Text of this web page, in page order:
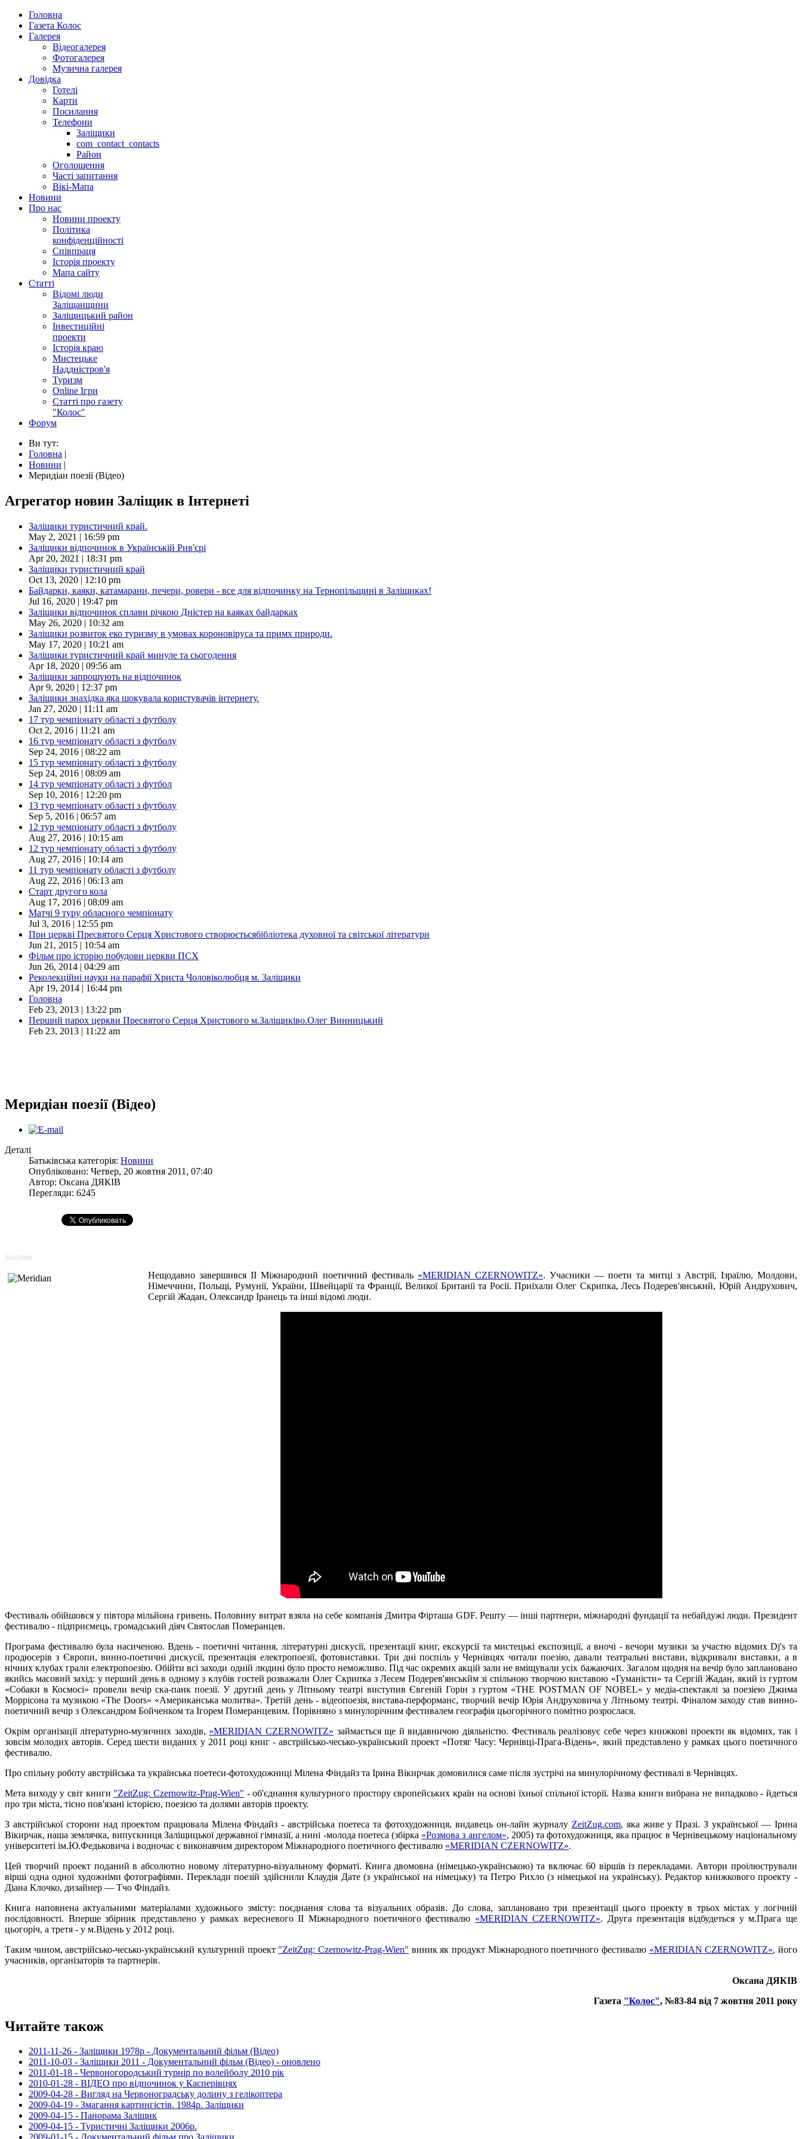
Головна
Газета Колос
Галерея
Відеогалерея
Фотогалерея
Музична галерея
Довідка
Готелі
Карти
Посилання
Телефони
Заліщики
com_contact_contacts
Район
Оголошення
Часті запитання
Вікі-Мапа
Новини
Про нас
Новини проекту
Політика
конфіденційності
Співпраця
Історія проекту
Мапа сайту
Статті
Відомі люди
Заліщанщини
Заліщицький район
Інвестиційні
проекти
Історія краю
Мистецьке
Наддністров'я
Туризм
Online Ігри
Статті про газету
"Колос"
Форум
Ви тут:
Головна |
Новини |
Меридіан поезії (Відео)
Агрегатор новин Заліщик в Інтернеті
Заліщики туристичний край.
May 2, 2021 | 16:59 pm
Заліщики відпочинок в Українській Рив'єрі
Apr 20, 2021 | 18:31 pm
Заліщики туристичний край
Oct 13, 2020 | 12:10 pm
Байдарки, каяки, катамарани, печери, ровери - все для відпочинку на Тернопільщині в Заліщиках!
Jul 16, 2020 | 19:47 pm
Заліщики відпочинок сплави річкою Дністер на каяках байдарках
May 26, 2020 | 10:32 am
Заліщики розвиток еко туризму в умовах короновіруса та примх природи.
May 17, 2020 | 10:21 am
Заліщики туристичний край минуле та сьогодення
Apr 18, 2020 | 09:56 am
Заліщики запрошують на відпочинок
Apr 9, 2020 | 12:37 pm
Заліщики знахідка яка шокувала користувачів інтернету.
Jan 27, 2020 | 11:11 am
17 тур чемпіонату області з футболу
Oct 2, 2016 | 11:21 am
16 тур чемпіонату області з футболу
Sep 24, 2016 | 08:22 am
15 тур чемпіонату області з футболу
Sep 24, 2016 | 08:09 am
14 тур чемпіонату області з футбол
Sep 10, 2016 | 12:20 pm
13 тур чемпіонату області з футболу
Sep 5, 2016 | 06:57 am
12 тур чемпіонату області з футболу
Aug 27, 2016 | 10:15 am
12 тур чемпіонату області з футболу
Aug 27, 2016 | 10:14 am
11 тур чемпіонату області з футболу
Aug 22, 2016 | 06:13 am
Старт другого кола
Aug 17, 2016 | 08:09 am
Матчі 9 туру обласного чемпіонату
Jul 3, 2016 | 12:55 pm
При церкві Пресвятого Серця Христового створюєтьсябібліотека духовної та світської літератури
Jun 21, 2015 | 10:54 am
Фільм про історію побудови церкви ПСХ
Jun 26, 2014 | 04:29 am
Реколекційні науки на парафії Христа Чоловіколюбця м. Заліщики
Apr 19, 2014 | 16:44 pm
Головна
Feb 23, 2013 | 13:22 pm
Перший парох церкви Пресвятого Серця Христового м.Заліщиківо.Олег Винницький
Feb 23, 2013 | 11:22 am
Меридіан поезії (Відео)
Деталі
Батьківська категорія: Новини
Опубліковано: Четвер, 20 жовтня 2011, 07:40
Автор: Оксана ДЯКІВ
Перегляди: 6245
Social buttons
Нещодавно завершився II Міжнародний поетичний фестиваль «MERIDIAN CZERNOWITZ». Учасники — поети та митці з Австрії, Ізраїлю, Молдови,
Німеччини, Польщі, Румунії, України, Швейцарії та Франції, Великої Британії та Росії. Приїхали Олег Скрипка, Лесь Подерев'янський, Юрій Андрухович,
Сергій Жадан, Олександр Іранець та інші відомі люди.
Фестиваль обійшовся у півтора мільйона гривень. Половину витрат взяла на себе компанія Дмитра Фірташа GDF. Решту — інші партнери, міжнародні фундації та небайдужі люди. Президент
фестивалю - підприємець, громадський діяч Святослав Померанцев.
Програма фестивалю була насиченою. Вдень - поетичні читання, літературні дискусії, презентації книг, екскурсії та мистецькі експозиції, а вночі - вечори музики за участю відомих Dj's та
продюсерів з Європи, винно-поетичні дискусії, презентація електропоезії, фотовиставки. Три дні поспіль у Чернівцях читали поезію, давали театральні вистави, відкривали виставки, а в
нічних клубах грали електропоезію. Обійти всі заходи одній людині було просто неможливо. Під час окремих акцій зали не вміщували усіх бажаючих. Загалом щодня на вечір було заплановано
якийсь масовий захід: у перший день в одному з клубів гостей розважали Олег Скрипка з Лесем Подерев'янськйм зі спільною творчою виставою «Гуманісти» та Сергій Жадан, який із гуртом
«Собаки в Космосі» провели вечір ска-панк поезії. У другий день у Літньому театрі виступив Євгеній Горін з гуртом «ТНЕ POSTMAN OF NOBEL» у медіа-спектаклі за поезіею Джима
Моррісона та музикою «The Doors» «Американська молитва». Третій день - відеопоезія, вистава-перформанс, творчий вечір Юрія Андруховича у Літньому театрі. Фіналом заходу став винно-
поетичний вечір з Олександром Бойченком та Ігорем Померанцевим. Порівняно з минулорічним фестивалем географія цьогорічного помітно розрослася.
Окрім організації літературно-музичних заходів, «MERIDIAN CZERNOWITZ» займається ще й видавничою діяльністю. Фестиваль реалізовує себе через книжкові проекти як відомих, так і
зовсім молодих авторів. Серед шести виданих у 2011 році книг - австрійсько-чесько-український проект «Потяг Часу: Чернівці-Прага-Відень», який представлено у рамках цього поетичного
фестивалю.
Про спільну роботу австрійська та українська поетеси-фотохудожниці Мілена Фіндайз та Ірина Вікирчак домовилися саме після зустрічі на минулорічному фестивалі в Чернівцях.
Мета виходу у світ книги "ZeitZug: Czernowitz-Prag-Wien" - об'єднання культурного простору європейських країн на основі їхньої спільної історії. Назва книги вибрана не випадково - йдеться
про три міста, тісно пов'язані історією, поезією та долями авторів проекту.
З австрійської сторони над проектом працювала Мілена Фіндайз - австрійська поетеса та фотохудожниця, видавець он-лайн журналу ZeitZug.com, яка живе у Празі. З української — Ірина
Вікирчак, наша землячка, випускниця Заліщицької державної гімназії, а нині -молода поетеса (збірка «Розмова з ангелом», 2005) та фотохудожниця, яка працює в Чернівецькому національному
університеті ім.Ю.Федьковича і водночас є виконавчим директором Міжнародного поетичного фестивалю «MERIDIAN CZERNOWITZ».
Цей творчий проект поданий в абсолютно новому літературно-візуальному форматі. Книга двомовна (німецько-українською) та включає 60 віршів із перекладами. Автори проілюстрували
вірші одна одної художніми фотографіями. Переклади поезій здійснили Клаудія Дате (з української на німецьку) та Петро Рихло (з німецької на українську). Редактор книжкового проекту -
Діана Клочко, дизайнер — Тчо Фіндайз.
Книга наповнена актуальними матеріалами художнього змісту: поєднання слова та візуальних образів. До слова, заплановано три презентації цього проекту в трьох містах у логічній
послідовності. Вперше збірник представлено у рамках вересневого ІІ Міжнародного поетичного фестивалю «MERIDIAN CZERNOWITZ». Друга презентація відбудеться у м.Прага ще
цьогоріч, а третя - у м.Відень у 2012 році.
Таким чином, австрійсько-чесько-український культурний проект "ZeitZug: Czernowitz-Prag-Wien" виник як продукт Міжнародного поетичного фестивалю «MERIDIAN CZERNOWITZ», його
учасників, організаторів та партнерів.
Оксана ДЯКІВ
Газета "Колос", №83-84 від 7 жовтня 2011 року
Читайте також
2011-11-26 - Заліщики 1978р - Документальний фільм (Відео)
2011-10-03 - Заліщики 2011 - Документальний фільм (Відео) - оновлено
2011-01-18 - Червоногородський турнір по волейболу 2010 рік
2010-01-28 - ВІДЕО про відпочинок у Касперівцях
2009-04-28 - Вигляд на Червоноградську долину з гелікоптера
2009-04-19 - Змагання картингістів. 1984р. Заліщики
2009-04-15 - Панорама Заліщик
2009-04-15 - Туристичні Заліщики 2006р.